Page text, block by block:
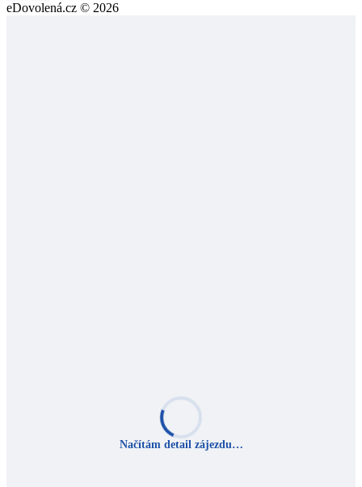
eDovolená.cz © 2026
Načítám detail zájezdu…